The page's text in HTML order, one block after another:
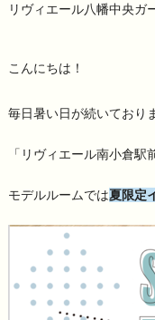
リヴィエール八幡中央
こんにちは！
毎日暑い日が続いており
「リヴィエール南小倉
モデルルームでは夏限定